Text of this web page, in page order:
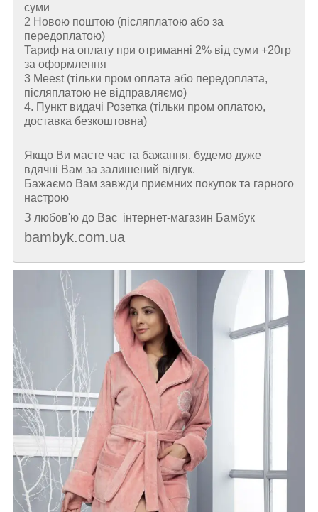
суми
2 Новою поштою (пiсляплатою або за
передоплатою)
Тариф на оплату при отриманні 2% від суми +20гр
за оформлення
3 Meest (тільки пром оплата або передоплата,
післяплатою не відправляємо)
4. Пункт видачі Розетка (тільки пром оплатою,
доставка безкоштовна)
Якщо Ви маєте час та бажання, будемо дуже
вдячні Вам за залишений відгук.
Бажаємо Вам завжди приємних покупок та гарного
настрою
З любов'ю до Вас інтернет-магазин Бамбук
bambyk.com.ua